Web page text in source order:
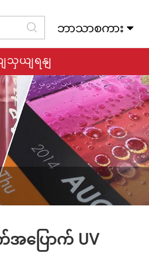
ဘာသာစကား
သှယျရနျ
ြောက် UV